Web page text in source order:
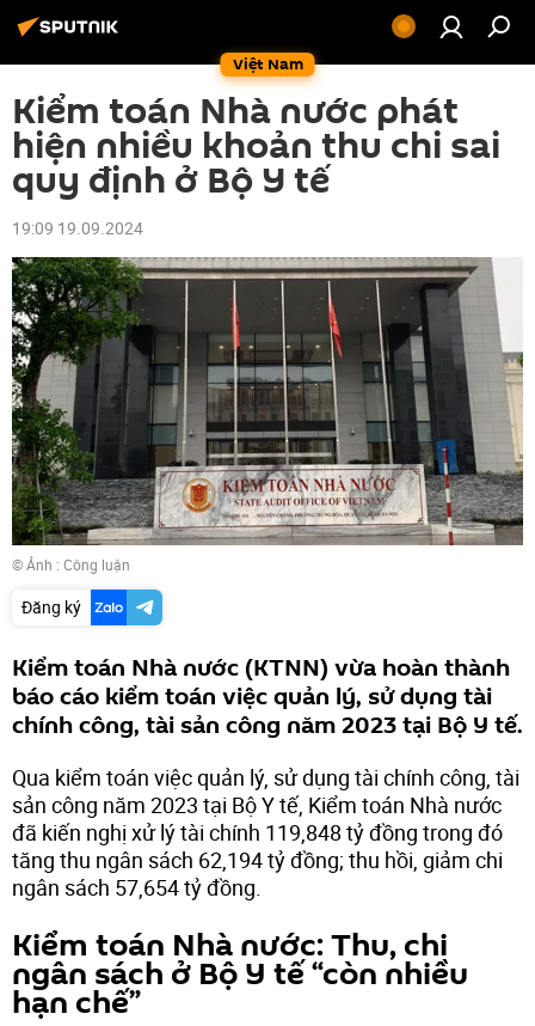
Việt Nam
Kiểm toán Nhà nước phát
hiện nhiều khoản thu chi sai
quy định ở Bộ Y tế
19:09 19.09.2024
© Ảnh : Công luận
Đăng ký
Kiểm toán Nhà nước (KTNN) vừa hoàn thành
báo cáo kiểm toán việc quản lý, sử dụng tài
chính công, tài sản công năm 2023 tại Bộ Y tế.
Qua kiểm toán việc quản lý, sử dụng tài chính công, tài
sản công năm 2023 tại Bộ Y tế, Kiểm toán Nhà nước
đã kiến nghị xử lý tài chính 119,848 tỷ đồng trong đó
tăng thu ngân sách 62,194 tỷ đồng; thu hồi, giảm chi
ngân sách 57,654 tỷ đồng.
Kiểm toán Nhà nước: Thu, chi
ngân sách ở Bộ Y tế “còn nhiều
hạn chế”